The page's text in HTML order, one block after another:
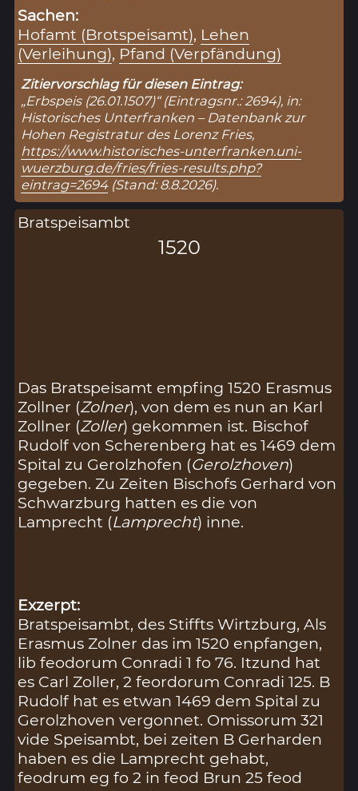
Sachen:
Hofamt (Brotspeisamt), Lehen
(Verleihung), Pfand (Verpfändung)
Zitiervorschlag für diesen Eintrag:
„Erbspeis (26.01.1507)“ (Eintragsnr.: 2694), in:
Historisches Unterfranken – Datenbank zur
Hohen Registratur des Lorenz Fries,
https://www.historisches-unterfranken.uni-
wuerzburg.de/fries/fries-results.php?
eintrag=2694(Stand: 8.8.2026).
Bratspeisambt
1520
Das Bratspeisamt empfing 1520 Erasmus
Zollner (Zolner), von dem es nun an Karl
Zollner (Zoller) gekommen ist. Bischof
Rudolf von Scherenberg hat es 1469 dem
Spital zu Gerolzhofen (Gerolzhoven)
gegeben. Zu Zeiten Bischofs Gerhard von
Schwarzburg hatten es die von
Lamprecht (Lamprecht) inne.
Exzerpt:
Bratspeisambt, des Stiffts Wirtzburg, Als
Erasmus Zolner das im 1520 enpfangen,
lib feodorum Conradi 1 fo 76. Itzund hat
es Carl Zoller, 2 feordorum Conradi 125. B
Rudolf hat es etwan 1469 dem Spital zu
Gerolzhoven vergonnet. Omissorum 321
vide Speisambt, bei zeiten B Gerharden
haben es die Lamprecht gehabt,
feodrum eg fo 2 in feod Brun 25 feod